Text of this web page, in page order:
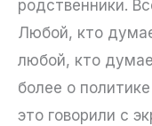
родственники.
Любой, кто
любой, кто
более о
это говорили с